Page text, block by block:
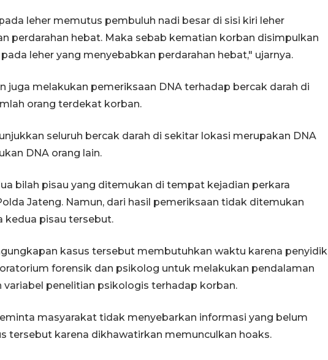
leher memutus pembuluh nadi besar di sisi kiri leher
perdarahan hebat. Maka sebab kematian korban disimpulkan
leher yang menyebabkan perdarahan hebat," ujarnya.
juga melakukan pemeriksaan DNA terhadap bercak darah di
orang terdekat korban.
seluruh bercak darah di sekitar lokasi merupakan DNA
DNA orang lain.
bilah pisau yang ditemukan di tempat kejadian perkara
Jateng. Namun, dari hasil pemeriksaan tidak ditemukan
kedua pisau tersebut.
kasus tersebut membutuhkan waktu karena penyidik
forensik dan psikolog untuk melakukan pendalaman
variabel penelitian psikologis terhadap korban.
masyarakat tidak menyebarkan informasi yang belum
tersebut karena dikhawatirkan memunculkan hoaks.